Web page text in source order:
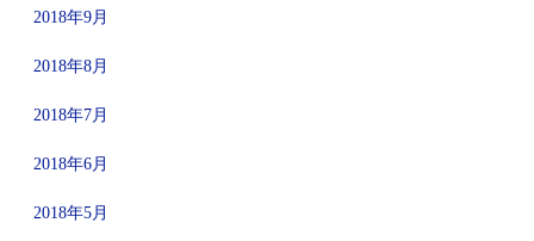
2018年9月
2018年8月
2018年7月
2018年6月
2018年5月